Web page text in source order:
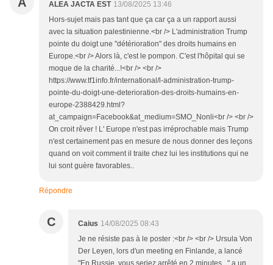
ALEA JACTA EST 13/08/2025 13:46
Hors-sujet mais pas tant que ça car ça a un rapport aussi
avec la situation palestinienne.<br /> L'administration Trump
pointe du doigt une "détérioration" des droits humains en
Europe.<br /> Alors là, c'est le pompon. C'est l'hôpital qui se
moque de la charité...!<br /> <br />
https://www.tf1info.fr/international/l-administration-trump-
pointe-du-doigt-une-deterioration-des-droits-humains-en-
europe-2388429.html?
at_campaign=Facebook&at_medium=SMO_Nonli<br /> <br />
On croit rêver ! L' Europe n'est pas irréprochable mais Trump
n'est certainement pas en mesure de nous donner des leçons
quand on voit comment il traite chez lui les institutions qui ne
lui sont guère favorables..
Répondre
C Caius 14/08/2025 08:43
Je ne résiste pas à le poster :<br /> <br /> Ursula Von
Der Leyen, lors d'un meeting en Finlande, a lancé
"En Russie, vous seriez arrêté en 2 minutes..." a un